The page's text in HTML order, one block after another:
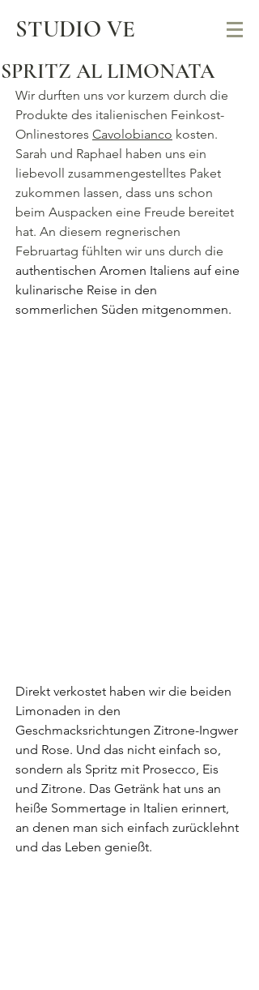
STUDIO VE
SPRITZ AL LIMONATA
Wir durften uns vor kurzem durch die
Produkte des italienischen Feinkost-
Onlinestores Cavolobianco kosten.
Sarah und Raphael haben uns ein
liebevoll zusammengestelltes Paket
zukommen lassen, dass uns schon
beim Auspacken eine Freude bereitet
hat. An diesem regnerischen
Februartag fühlten wir uns durch die
authentischen Aromen Italiens auf eine
kulinarische Reise in den
sommerlichen Süden mitgenommen.
Direkt verkostet haben wir die beiden
Limonaden in den
Geschmacksrichtungen Zitrone-Ingwer
und Rose. Und das nicht einfach so,
sondern als Spritz mit Prosecco, Eis
und Zitrone. Das Getränk hat uns an
heiße Sommertage in Italien erinnert,
an denen man sich einfach zurücklehnt
und das Leben genießt.